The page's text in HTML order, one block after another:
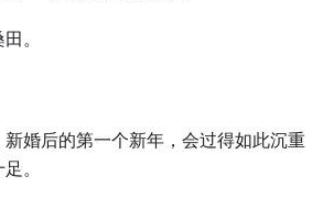
。
婚后的第一个新年，会过得如此沉重
。